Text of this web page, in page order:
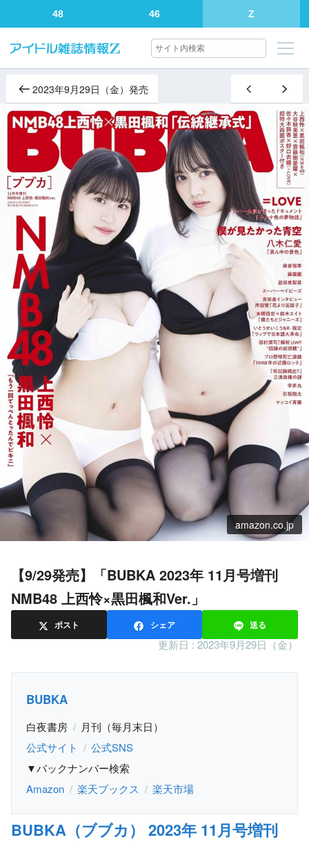
48 46 Z
2023年9月29日（金）発売
amazon.co.jp
【9/29発売】「BUBKA 2023年 11月号増刊
NMB48 上西怜×黒田楓和Ver.」
ポスト シェア 送る
更新日 :2023年9月29日（金）
BUBKA
白夜書房
月刊（毎月末日）
公式サイト
公式SNS
▼バックナンバー検索
Amazon
楽天ブックス 楽天市場
BUBKA（ブブカ） 2023年 11月号増刊